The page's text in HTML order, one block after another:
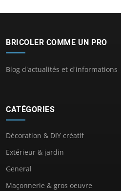
BRICOLER COMME UN PRO
Blog d'actualités et d'informations
CATÉGORIES
Décoration & DIY créatif
Extérieur & jardin
General
Maçonnerie & gros oeuvre